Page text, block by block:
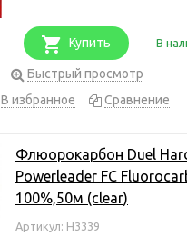
Купить В
Быстрый просмотр
В избранное
Сравнение
Флюорокарбон Duel
Powerleader FC
100%,50м (clear)
Артикул: H3339